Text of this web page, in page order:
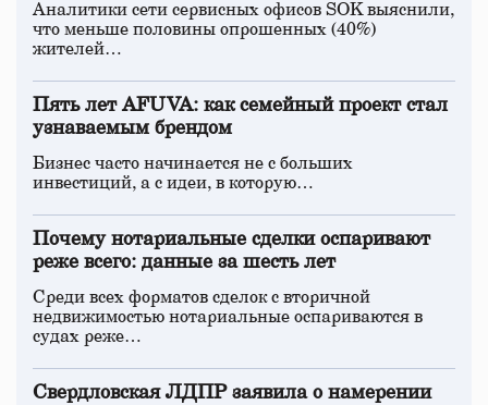
Аналитики сети сервисных офисов SOK выяснили,
что меньше половины опрошенных (40%)
жителей…
Пять лет AFUVA: как семейный проект стал
узнаваемым брендом
Бизнес часто начинается не с больших
инвестиций, а с идеи, в которую…
Почему нотариальные сделки оспаривают
реже всего: данные за шесть лет
Среди всех форматов сделок с вторичной
недвижимостью нотариальные оспариваются в
судах реже…
Свердловская ЛДПР заявила о намерении